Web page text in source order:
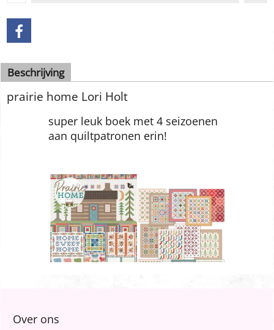
Beschrijving
prairie home Lori Holt
super leuk boek met 4 seizoenen
Over ons